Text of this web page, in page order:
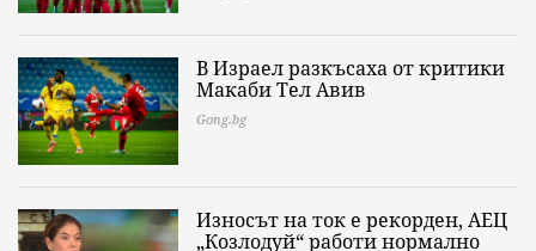
В Израел разкъсаха от критики
Макаби Тел Авив
Gong.bg
Износът на ток е рекорден, АЕЦ
„Козлодуй“ работи нормално